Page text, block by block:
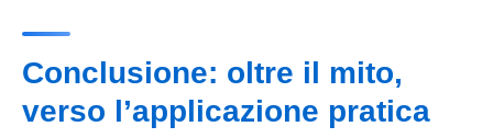
Conclusione: oltre il mito,
verso l’applicazione pratica